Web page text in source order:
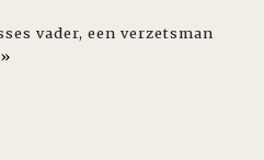
vader, een verzetsman